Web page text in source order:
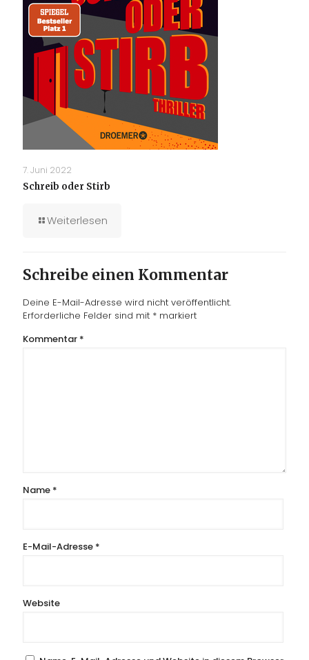
7. Juni 2022
Schreib oder Stirb
Weiterlesen
Schreibe einen Kommentar
Deine E-Mail-Adresse wird nicht veröffentlicht.
Erforderliche Felder sind mit * markiert
Kommentar *
Name *
E-Mail-Adresse *
Website